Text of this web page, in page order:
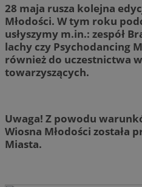
28 maja rusza kolejna
Młodości. W tym roku
usłyszymy m.in.: zespół
lachy czy Psychodancing
również do uczestnictwa
towarzyszących.
Uwaga! Z powodu
Wiosna Młodości została
Miasta.